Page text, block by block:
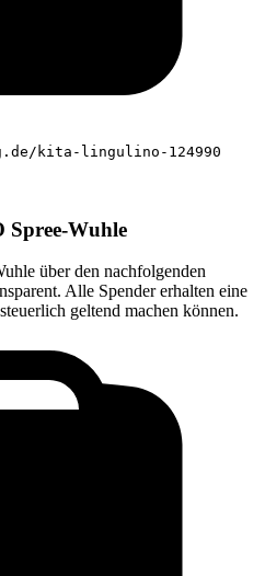
kita-lingulino-124990
Spree-Wuhle
über den nachfolgenden
Alle Spender erhalten eine
geltend machen können.